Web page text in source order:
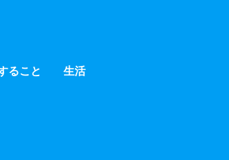
ること 生活